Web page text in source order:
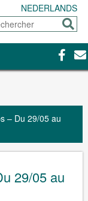
NEDERLANDS
– Du 29/05 au
29/05 au